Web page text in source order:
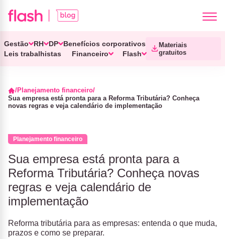
Gestão RH DP
Benefícios corporativos
Leis trabalhistas
Financeiro Flash
Materiais
gratuitos
Planejamento financeiro
Sua empresa está pronta para a Reforma Tributária? Conheça
novas regras e veja calendário de implementação
Planejamento financeiro
Sua empresa está pronta para a
Reforma Tributária? Conheça novas
regras e veja calendário de
implementação
Reforma tributária para as empresas: entenda o que muda,
prazos e como se preparar.